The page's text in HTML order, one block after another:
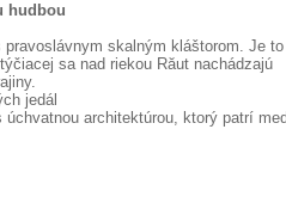
hudbou
skalným kláštorom. Je to
sa nad riekou Răut nachádzajú
jedál
architektúrou, ktorý patrí